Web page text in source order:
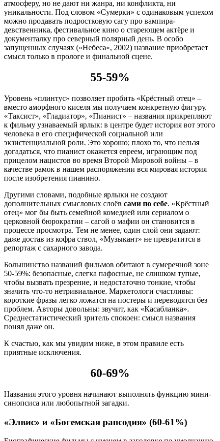
атмосферу, но не дают ни жанра, ни конфликта, ни
уникальности. Под словом «Сумерки» с одинаковым успехом
можно продавать подростковую сагу про вампира-
девственника, фестивальное кино о стареющем актёре и
документалку про северный полярный день. В особо
запущенных случаях («Небеса», 2002) название приобретает
смысл только в прологе и финальной сцене.
55-59%
Уровень «плинтус» позволяет пробить «Крёстный отец» –
вместо аморфного киселя мы получаем конкретную фигуру.
«Таксист», «Гладиатор», «Пианист» – названия прикрепляют
к фильму узнаваемый ярлык: в центре будет история вот этого
человека в его специфической социальной или
экзистенциальной роли. Это хорошо; плохо то, что нельзя
догадаться, что пианист окажется евреем, играющим под
прицелом нацистов во время Второй Мировой войны – в
качестве рамок в нашем распоряжении вся мировая история
после изобретения пианино.
Другими словами, подобные ярлыки не создают
дополнительных смысловых слоёв сами по себе. «Крёстный
отец» мог бы быть семейной комедией или сериалом о
церковной бюрократии – сагой о мафии он становится в
процессе просмотра. Тем не менее, один слой они задают:
даже достав из кофра ствол, «Музыкант» не превратится в
репортаж с сахарного завода.
Большинство названий фильмов обитают в сумеречной зоне
50-59%: безопасные, слегка пафосные, не слишком тупые,
чтобы вызвать презрение, и недостаточно тонкие, чтобы
значить что-то нетривиальное. Маркетологи счастливы:
короткие фразы легко ложатся на постеры и переводятся без
проблем. Авторы довольны: звучит, как «Касабланка».
Среднестатистический зритель спокоен: смысл названия
понял даже он.
К счастью, как мы увидим ниже, в этом правиле есть
приятные исключения.
60-69%
Названия этого уровня начинают выполнять функцию мини-
синопсиса или любопытной загадки.
«Элвис» и «Богемская рапсодия» (60-61%)